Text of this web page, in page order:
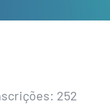
252